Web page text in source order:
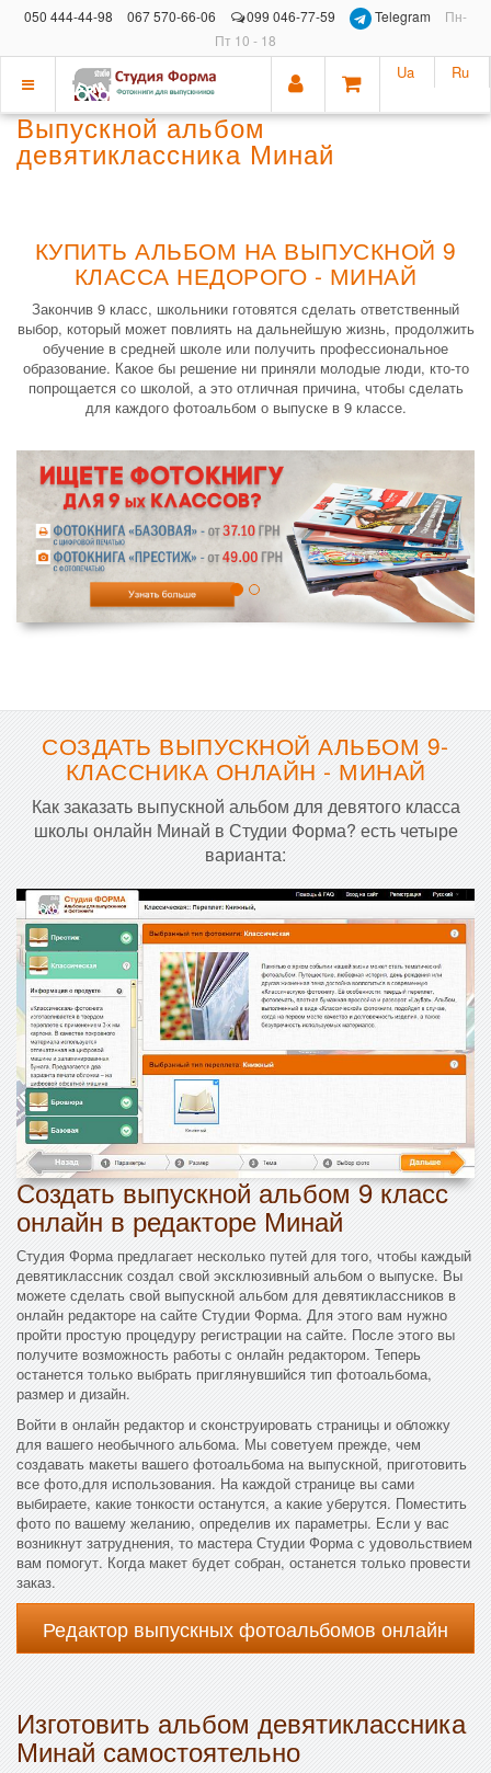
050 444-44-98 067 570-66-06 099 046-77-59 Telegram
Пн-
Пт 10 - 18
Показать
меню
Ua Ru
Выпускной альбом
девятиклассника Минай
КУПИТЬ АЛЬБОМ НА ВЫПУСКНОЙ 9
КЛАССА НЕДОРОГО - МИНАЙ
Закончив 9 класс, школьники готовятся сделать ответственный
выбор, который может повлиять на дальнейшую жизнь, продолжить
обучение в средней школе или получить профессиональное
образование. Какое бы решение ни приняли молодые люди, кто-то
попрощается со школой, а это отличная причина, чтобы сделать
для каждого фотоальбом о выпуске в 9 классе.
СОЗДАТЬ ВЫПУСКНОЙ АЛЬБОМ 9-
КЛАССНИКА ОНЛАЙН - МИНАЙ
Как заказать выпускной альбом для девятого класса
школы онлайн Минай в Студии Форма? есть четыре
варианта:
Создать выпускной альбом 9 класс
онлайн в редакторе Минай
Студия Форма предлагает несколько путей для того, чтобы каждый
девятиклассник создал свой эксклюзивный альбом о выпуске. Вы
можете сделать свой выпускной альбом для девятиклассников в
онлайн редакторе на сайте Студии Форма. Для этого вам нужно
пройти простую процедуру регистрации на сайте. После этого вы
получите возможность работы с онлайн редактором. Теперь
останется только выбрать приглянувшийся тип фотоальбома,
размер и дизайн.
Войти в онлайн редактор и сконструировать страницы и обложку
для вашего необычного альбома. Мы советуем прежде, чем
создавать макеты вашего фотоальбома на выпускной, приготовить
все фото,для использования. На каждой странице вы сами
выбираете, какие тонкости останутся, а какие уберутся. Поместить
фото по вашему желанию, определив их параметры. Если у вас
возникнут затруднения, то мастера Студии Форма с удовольствием
вам помогут. Когда макет будет собран, останется только провести
заказ.
Редактор выпускных фотоальбомов онлайн
Изготовить альбом девятиклассника
Минай самостоятельно